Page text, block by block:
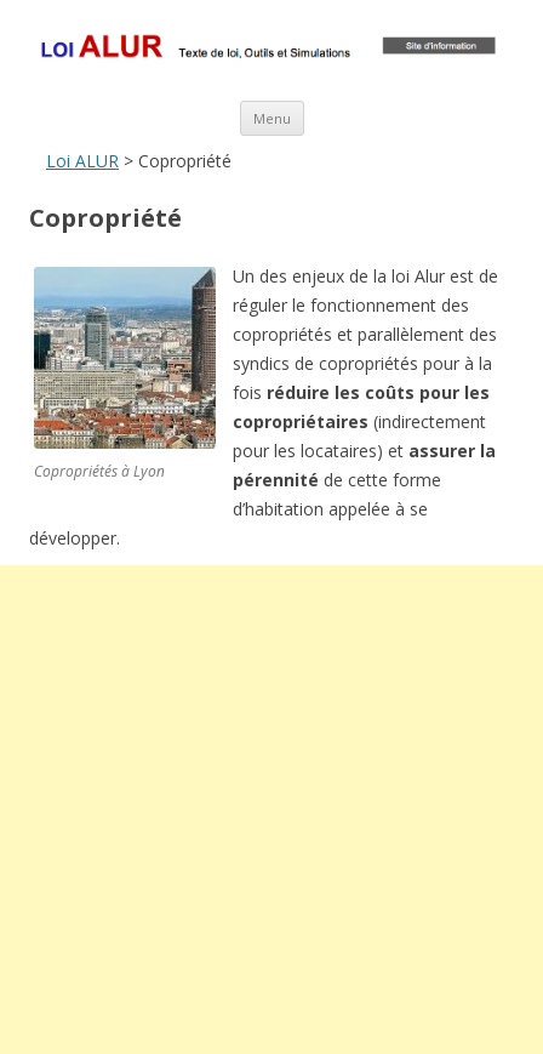
Loi ALUR
ALUR
Menu Aller au contenu principal
Loi ALUR > Copropriété
Copropriété
Copropriétés à Lyon
Un des enjeux de la loi Alur est de
réguler le fonctionnement des
copropriétés et parallèlement des
syndics de copropriétés pour à la
fois réduire les coûts pour les
copropriétaires (indirectement
pour les locataires) et assurer la
pérennité de cette forme
d’habitation appelée à se
développer.